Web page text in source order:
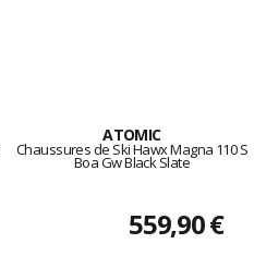
ATOMIC
Chaussures de Ski Hawx Magna 110 S
Boa Gw Black Slate
559,90 €